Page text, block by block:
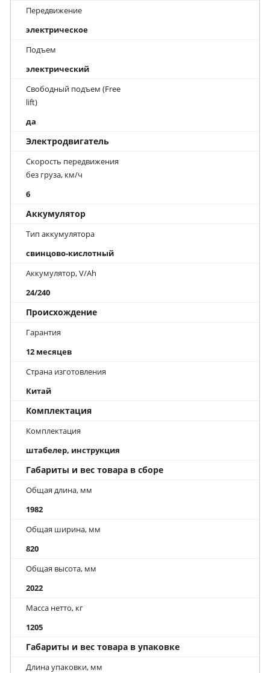
Передвижение
электрическое
Подъем
электрический
Свободный подъем (Free
lift)
да
Электродвигатель
Скорость передвижения
без груза, км/ч
6
Аккумулятор
Тип аккумулятора
свинцово-кислотный
Аккумулятор, V/Ah
24/240
Происхождение
Гарантия
12 месяцев
Страна изготовления
Китай
Комплектация
Комплектация
штабелер, инструкция
Габариты и вес товара в сборе
Общая длина, мм
1982
Общая ширина, мм
820
Общая высота, мм
2022
Масса нетто, кг
1205
Габариты и вес товара в упаковке
Длина упаковки, мм